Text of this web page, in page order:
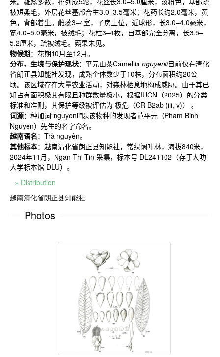
被短柔毛，外层花丝基部合生3.0–3.5毫米；花药长约2.0毫米，黄
色，背部着生。雌蕊3–4室，子房上位，近球形，长3.0–4.0毫米，
宽4.0–5.0毫米，被绒毛；花柱3–4枚，自基部完全分离，长3.5–
5.2厘米，疏被绒毛。蒴果未见。
物候期：花期10月至12月。
分布、生境与保护现状：平元山茶Camellia nguyenii目前仅在清化
省朗正县知能社发现，成熟个体数少于10株，分布面积约20公
顷。该区域存在大量农业活动，对森林栖息地构成威胁。由于其已
知占有面积极其有限且种群数量极小，根据IUCN （2025）的分类
标准和准则，其保护等级被评估为 极危（CR B2ab (iii, v)） 。
词源：种加词“nguyenii”以该物种的发现者范平元（Pham Binh
Nguyen）先生的名字命名。
越南语名： Trà nguyên。
其他标本：越南清化省朗正县知能社，常绿阔叶林，海拔840米，
2024年11 月， Ngan Thi Tin 采集，标本号 DL241102 （存于大叻
大学标本馆 DLU）。
» Distribution
越南清化省朗正县知能社
Photos